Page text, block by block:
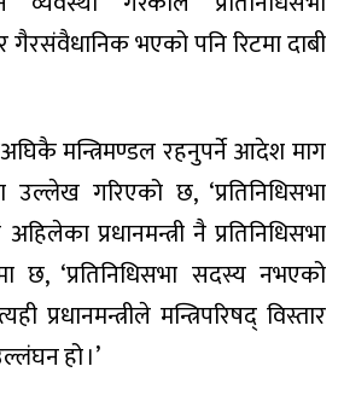
गैरसंवैधानिक भएको पनि रिटमा दाबी
मन्त्रिमण्डल रहनुपर्ने आदेश माग
गरिएको छ, ‘प्रतिनिधिसभा
प्रधानमन्त्री नै प्रतिनिधिसभा
छ, ‘प्रतिनिधिसभा सदस्य नभएको
प्रधानमन्त्रीले मन्त्रिपरिषद् विस्तार
हो ।’